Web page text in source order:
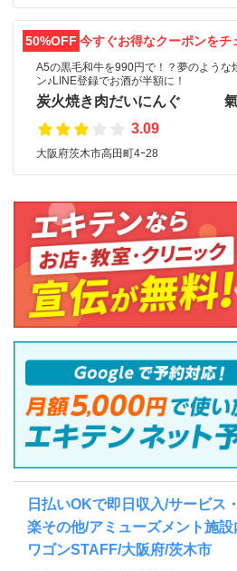
50%OFF 今すぐお得なクーポンをチ
A5の黒毛和牛を990円で！？夢のような
ン♪LINE登録でお酒が半額に！
炭火焼き肉だいにんぐ 氣
3.09
大阪府茨木市高田町4ｰ28
日払いOKで即日収入/サービス
楽その他/アミューズメント施
ワゴンSTAFF/大阪府/茨木市